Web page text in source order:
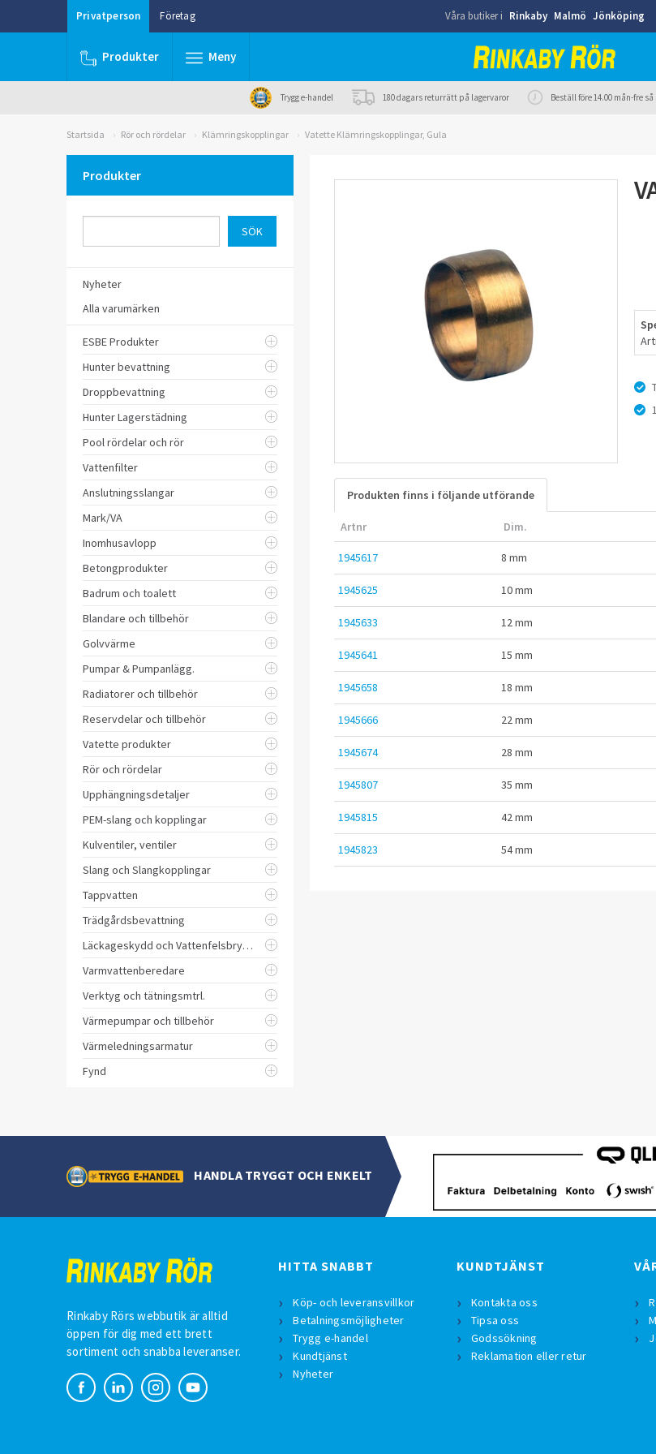
Privatperson Företag Våra butiker i Rinkaby Malmö Jönköping
Produkter Meny
Trygg e-handel 180 dagars returrätt på lagervaror Beställ före 14.00 mån-fre
Startsida Rör och rördelar Klämringskopplingar Vatette Klämringskopplingar, Gula
Produkter
Nyheter
Alla varumärken
ESBE Produkter
Hunter bevattning
Droppbevattning
Hunter Lagerstädning
Pool rördelar och rör
Vattenfilter
Anslutningsslangar
Mark/VA
Inomhusavlopp
Betongprodukter
Badrum och toalett
Blandare och tillbehör
Golvvärme
Pumpar & Pumpanlägg.
Radiatorer och tillbehör
Reservdelar och tillbehör
Vatette produkter
Rör och rördelar
Upphängningsdetaljer
PEM-slang och kopplingar
Kulventiler, ventiler
Slang och Slangkopplingar
Tappvatten
Trädgårdsbevattning
Läckageskydd och Vattenfelsbrytare
Varmvattenberedare
Verktyg och tätningsmtrl.
Värmepumpar och tillbehör
Värmeledningsarmatur
Fynd
Produkten finns i följande utförande
Artnr Dim.
1945617 8 mm
1945625 10 mm
1945633 12 mm
1945641 15 mm
1945658 18 mm
1945666 22 mm
1945674 28 mm
1945807 35 mm
1945815 42 mm
1945823 54 mm
HANDLA TRYGGT OCH ENKELT
Rinkaby Rörs webbutik är alltid
öppen för dig med ett brett
sortiment och snabba leveranser.
HITTA SNABBT
Köp- och leveransvillkor
Betalningsmöjligheter
Trygg e-handel
Kundtjänst
Nyheter
KUNDTJÄNST
Kontakta oss
Tipsa oss
Godssökning
Reklamation eller retur